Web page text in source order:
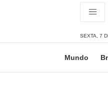
SEXTA, 7
Mundo